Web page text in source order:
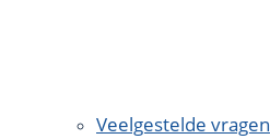
Veelgestelde vragen